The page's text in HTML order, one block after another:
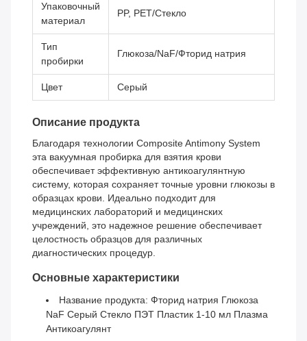
Упаковочный
материал
PP, PET/Стекло
Тип
пробирки
Глюкоза/NaF/Фторид натрия
Цвет Серый
Описание продукта
Благодаря технологии Composite Antimony System
эта вакуумная пробирка для взятия крови
обеспечивает эффективную антикоагулянтную
систему, которая сохраняет точные уровни глюкозы в
образцах крови. Идеально подходит для
медицинских лабораторий и медицинских
учреждений, это надежное решение обеспечивает
целостность образцов для различных
диагностических процедур.
Основные характеристики
Название продукта: Фторид натрия Глюкоза
NaF Серый Стекло ПЭТ Пластик 1-10 мл Плазма
Антикоагулянт